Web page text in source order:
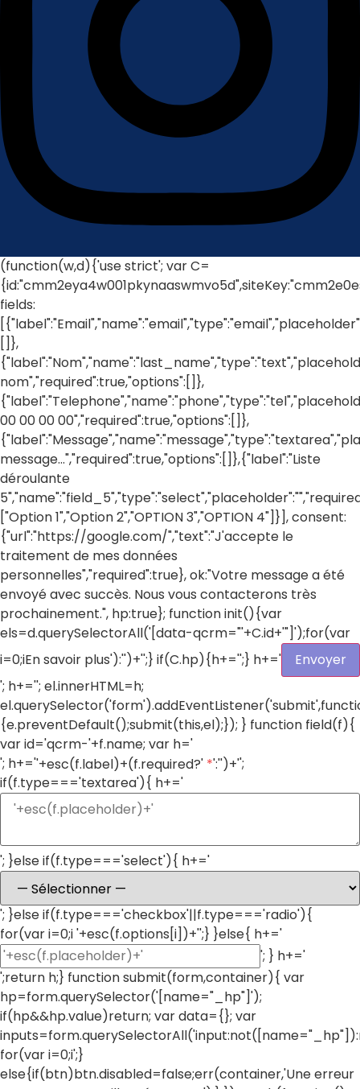
(function(w,d){'use strict'; var C=
fields:
[]},
nom","required":true,"options":[]},
00 00 00 00","required":true,"options":[]},
message...","required":true,"options":[]},{"label":"Liste
déroulante
["Option 1","Option 2","OPTION 3","OPTION 4"]}], consent:
{"url":"https://google.com/","text":"J'accepte le
traitement de mes données
personnelles","required":true}, ok:"Votre message a été
envoyé avec succès. Nous vous contacterons très
prochainement.", hp:true}; function init(){var
els=d.querySelectorAll('[data-qcrm="'+C.id+'"]');for(var
i=0;iEn savoir plus'):'')+'';} if(C.hp){h+='';} h+='
Envoyer
'; h+=''; el.innerHTML=h;
{e.preventDefault();submit(this,el);}); } function field(f){
var id='qcrm-'+f.name; var h='
'; h+=''+esc(f.label)+(f.required?' *':'')+'';
if(f.type==='textarea'){ h+='
'; }else if(f.type==='select'){ h+='
'; }else if(f.type==='checkbox'||f.type==='radio'){
for(var i=0;i'+esc(f.options[i])+'';} }else{ h+='
'; } h+='
';return h;} function submit(form,container){ var
hp=form.querySelector('[name="_hp"]');
if(hp&&hp.value)return; var data={}; var
for(var i=0;i';}
else{if(btn)btn.disabled=false;err(container,'Une erreur